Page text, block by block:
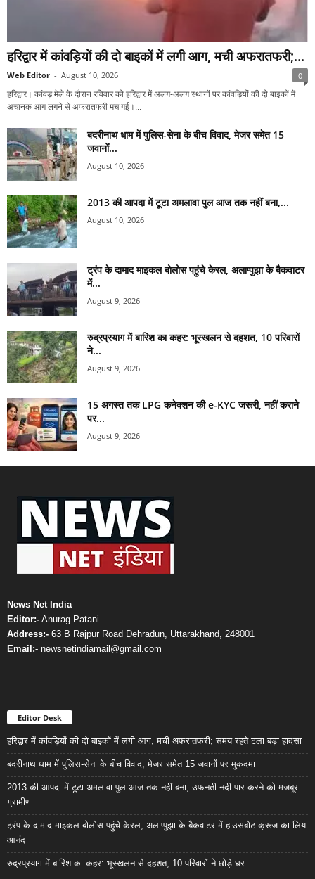
हरिद्वार में कांवड़ियों की दो बाइकों में लगी आग, मची अफरातफरी;...
Web Editor - August 10, 2026 0
हरिद्वार। कांवड़ मेले के दौरान रविवार को हरिद्वार में अलग-अलग स्थानों पर कांवड़ियों की दो बाइकों में
अचानक आग लगने से अफरातफरी मच गई।...
बदरीनाथ धाम में पुलिस-सेना के बीच विवाद, मेजर समेत 15
जवानों...
August 10, 2026
2013 की आपदा में टूटा अमलावा पुल आज तक नहीं बना,...
August 10, 2026
ट्रंप के दामाद माइकल बोलोस पहुंचे केरल, अलाप्पुझा के बैकवाटर
में...
August 9, 2026
रुद्रप्रयाग में बारिश का कहर: भूस्खलन से दहशत, 10 परिवारों
ने...
August 9, 2026
15 अगस्त तक LPG कनेक्शन की e-KYC जरूरी, नहीं कराने
पर...
August 9, 2026
News Net India
Editor:- Anurag Patani
Address:- 63 B Rajpur Road Dehradun, Uttarakhand, 248001
Email:- newsnetindiamail@gmail.com
Editor Desk
हरिद्वार में कांवड़ियों की दो बाइकों में लगी आग, मची अफरातफरी; समय रहते टला बड़ा हादसा
बदरीनाथ धाम में पुलिस-सेना के बीच विवाद, मेजर समेत 15 जवानों पर मुकदमा
2013 की आपदा में टूटा अमलावा पुल आज तक नहीं बना, उफनती नदी पार करने को मजबूर
ग्रामीण
ट्रंप के दामाद माइकल बोलोस पहुंचे केरल, अलाप्पुझा के बैकवाटर में हाउसबोट क्रूज का लिया
आनंद
रुद्रप्रयाग में बारिश का कहर: भूस्खलन से दहशत, 10 परिवारों ने छोड़े घर